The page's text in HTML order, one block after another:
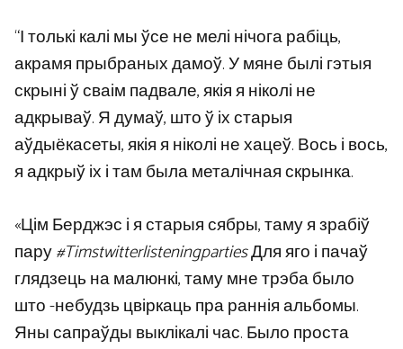
“І толькі калі мы ўсе не мелі нічога рабіць,
акрамя прыбраных дамоў. У мяне былі гэтыя
скрыні ў сваім падвале, якія я ніколі не
адкрываў. Я думаў, што ў іх старыя
аўдыёкасеты, якія я ніколі не хацеў. Вось і вось,
я адкрыў іх і там была металічная скрынка.
«Цім Берджэс і я старыя сябры, таму я зрабіў
пару#TimstwitterlisteningpartiesДля яго і пачаў
глядзець на малюнкі, таму мне трэба было
што -небудзь цвіркаць пра раннія альбомы.
Яны сапраўды выклікалі час. Было проста